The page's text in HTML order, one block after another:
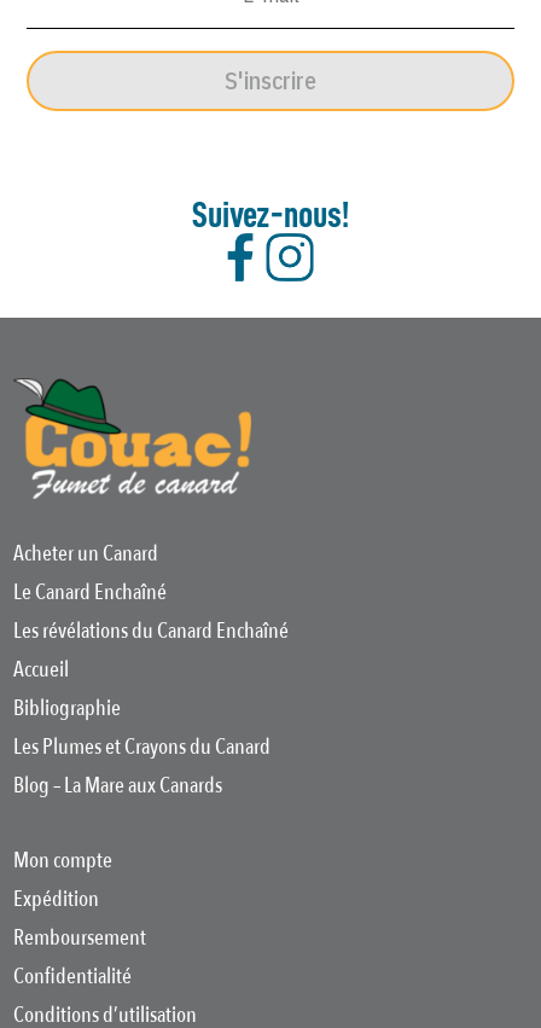
S'inscrire
Suivez-nous!
Acheter un Canard
Le Canard Enchaîné
Les révélations du Canard Enchaîné
Accueil
Bibliographie
Les Plumes et Crayons du Canard
Blog – La Mare aux Canards
Mon compte
Expédition
Remboursement
Confidentialité
Conditions d’utilisation